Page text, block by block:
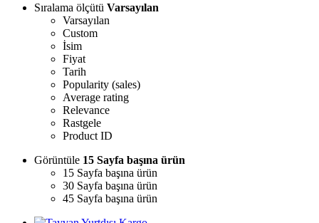
Sıralama ölçütü Varsayılan
Varsayılan
Custom
İsim
Fiyat
Tarih
Popularity (sales)
Average rating
Relevance
Rastgele
Product ID
Görüntüle 15 Sayfa başına ürün
15 Sayfa başına ürün
30 Sayfa başına ürün
45 Sayfa başına ürün